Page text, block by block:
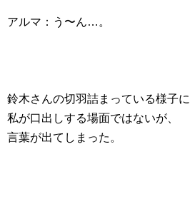
アルマ：う〜ん…。
鈴木さんの切羽詰まっている様子に
私が口出しする場面ではないが、
言葉が出てしまった。